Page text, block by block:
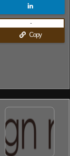
Copy
-